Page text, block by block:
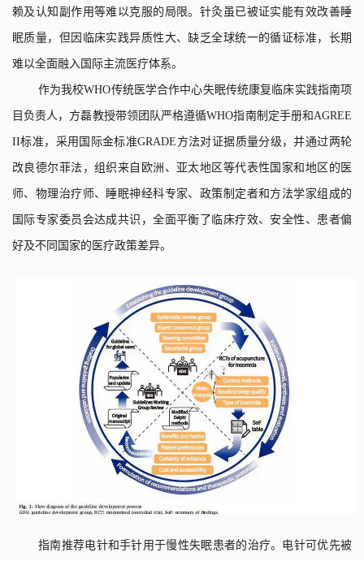
赖及认知副作用等难以克服的局限。针灸虽已被证实能有效改善睡
眠质量，但因临床实践异质性大、缺乏全球统一的循证标准，长期
难以全面融入国际主流医疗体系。
作为我校WHO传统医学合作中心失眠传统康复临床实践指南项
目负责人，方磊教授带领团队严格遵循WHO指南制定手册和AGREE
II标准，采用国际金标准GRADE 方法对证据质量分级，并通过两轮
改良德尔菲法，组织来自欧洲、亚太地区等代表性国家和地区的医
师、物理治疗师、睡眠神经科专家、政策制定者和方法学家组成的
国际专家委员会达成共识，全面平衡了临床疗效、安全性、患者偏
好及不同国家的医疗政策差异。
指南推荐电针和手针用于慢性失眠患者的治疗。电针可优先被